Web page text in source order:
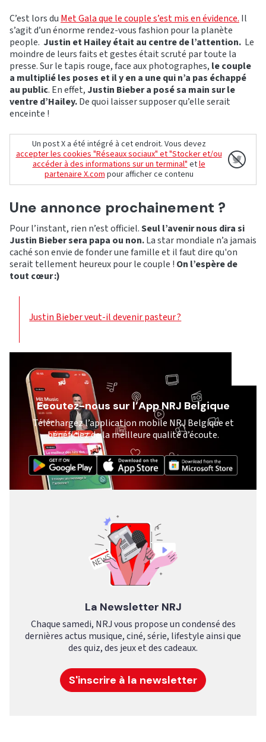
C’est lors du Met Gala que le couple s’est mis en évidence. Il
s’agit d’un énorme rendez-vous fashion pour la planète
people. Justin et Hailey était au centre de l’attention. Le
moindre de leurs faits et gestes était scruté par toute la
presse. Sur le tapis rouge, face aux photographes, le couple
a multiplié les poses et il y en a une qui n’a pas échappé
au public. En effet, Justin Bieber a posé sa main sur le
ventre d’Hailey.De quoi laisser supposer qu’elle serait
enceinte !
Un post X a été intégré à cet endroit. Vous devez
accepter les cookies "Réseaux sociaux" et "Stocker et/ou
accéder à des informations sur un terminal"etle
partenaire X.compour afficher ce contenu
Une annonce prochainement ?
Pour l’instant, rien n’est officiel.Seul l’avenir nous dira si
Justin Bieber sera papa ou non.La star mondiale n’a jamais
caché son envie de fonder une famille et il faut dire qu'on
serait tellement heureux pour le couple ! On l’espère de
tout cœur :)
Justin Bieber veut-il devenir pasteur ?
Ecoutez-nous sur l’App NRJ Belgique
Téléchargez l’application mobile NRJ Belgique et
bénéficiez de la meilleure qualité d’écoute.
La Newsletter NRJ
Chaque samedi, NRJ vous propose un condensé des
dernières actus musique, ciné, série, lifestyle ainsi que
des quiz, des jeux et des cadeaux.
S'inscrire à la newsletter